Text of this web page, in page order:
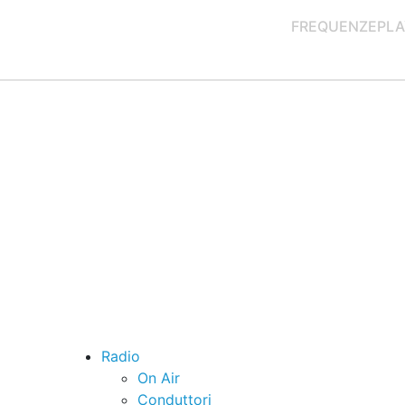
FREQUENZE
Radio
On Air
Conduttori